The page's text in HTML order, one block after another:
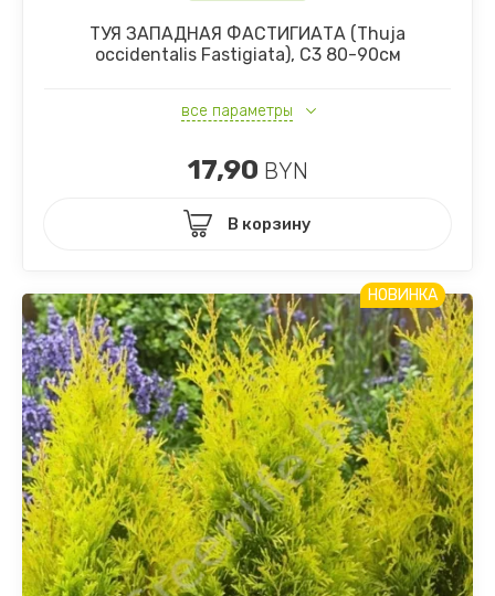
ТУЯ ЗАПАДНАЯ ФАСТИГИАТА (Thuja
occidentalis Fastigiata), С3 80-90см
все параметры
17,90 BYN
В корзину
НОВИНКА